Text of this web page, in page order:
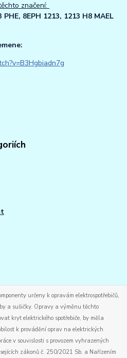
značení:
8EPH 1213, 1213 H8 MAEL
určeny k opravám elektrospotřebičů,
a sušičky. Opravy a výměnu těchto
kryt elektrického spotřebiče, by měla
k provádění oprav na elektrických
v souvislosti s provozem vyhrazených
zákonů č. 250/2021 Sb. a Nařízením